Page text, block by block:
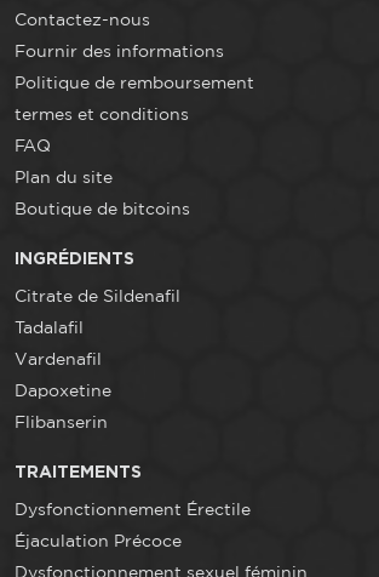
Contactez-nous
Fournir des informations
Politique de remboursement
termes et conditions
FAQ
Plan du site
Boutique de bitcoins
INGRÉDIENTS
Citrate de Sildenafil
Tadalafil
Vardenafil
Dapoxetine
Flibanserin
TRAITEMENTS
Dysfonctionnement Érectile
Éjaculation Précoce
Dysfonctionnement sexuel féminin